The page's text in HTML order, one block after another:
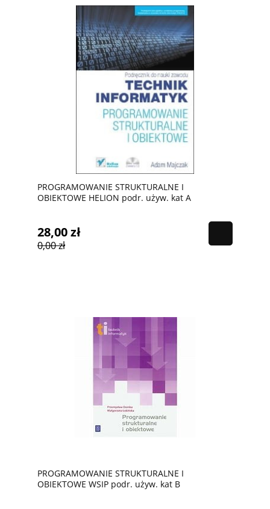
PROGRAMOWANIE STRUKTURALNE I
OBIEKTOWE HELION podr. używ. kat A
28,00 zł
0,00 zł
PROGRAMOWANIE STRUKTURALNE I
OBIEKTOWE WSIP podr. używ. kat B